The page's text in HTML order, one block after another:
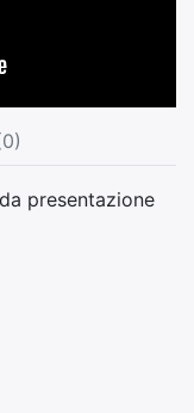
0)
presentazione